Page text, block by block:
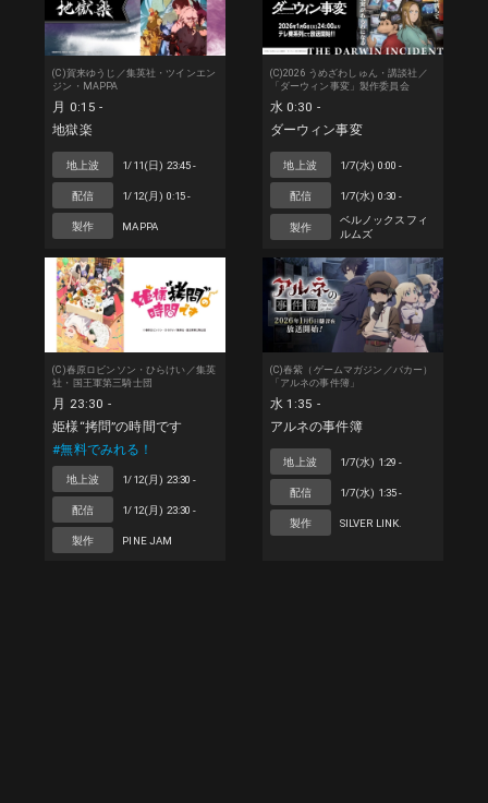
(C)賀来ゆうじ／集英社・ツインエン
ジン・MAPPA
月 0:15 -
地獄楽
地上波 1/11(日) 23:45 -
配信 1/12(月) 0:15 -
製作 MAPPA
(C)2026 うめざわしゅん・講談社／
「ダーウィン事変」製作委員会
水 0:30 -
ダーウィン事変
地上波 1/7(水) 0:00 -
配信 1/7(水) 0:30 -
製作
ベルノックスフィ
ルムズ
(C)春原ロビンソン・ひらけい／集英
社・国王軍第三騎士団
月 23:30 -
姫様“拷問”の時間です
#無料でみれる！
地上波 1/12(月) 23:30 -
配信 1/12(月) 23:30 -
製作 PINE JAM
(C)春紫（ゲームマガジン／バカー）
「アルネの事件簿」
水 1:35 -
アルネの事件簿
地上波 1/7(水) 1:29 -
配信 1/7(水) 1:35 -
製作 SILVER LINK.